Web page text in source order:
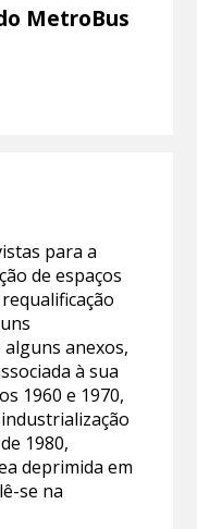
MetroBus
para a
de espaços
anexos,
à sua
1960 e 1970,
1980,
deprimida em
se na